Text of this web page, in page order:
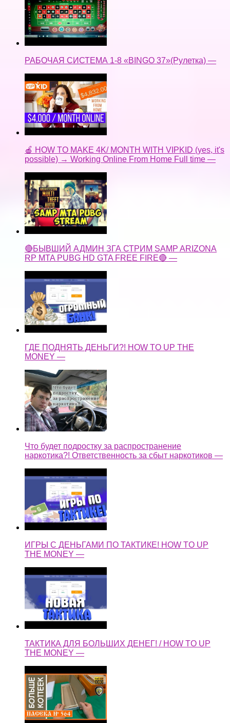
РАБОЧАЯ СИСТЕМА 1-8 «BINGO 37»(Рулетка) —
🍎 HOW TO MAKE 4K/ MONTH WITH VIPKID (yes, it's
possible) → Working Online From Home Full time —
🔴БЫВШИЙ АДМИН ЗГА СТРИМ SAMP ARIZONA
RP MTA PUBG HD GTA FREE FIRE🔴 —
ГДЕ ПОДНЯТЬ ДЕНЬГИ?! HOW TO UP THE
MONEY —
Что будет подростку за распространение
наркотика?! Ответственность за сбыт наркотиков —
ИГРЫ С ДЕНЬГАМИ ПО ТАКТИКЕ! HOW TO UP
THE MONEY —
ТАКТИКА ДЛЯ БОЛЬШИХ ДЕНЕГ! / HOW TO UP
THE MONEY —